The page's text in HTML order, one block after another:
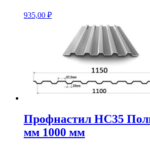
935,00 ₽
Профнастил НС35
мм 1000 мм